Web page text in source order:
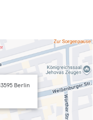
Berlin